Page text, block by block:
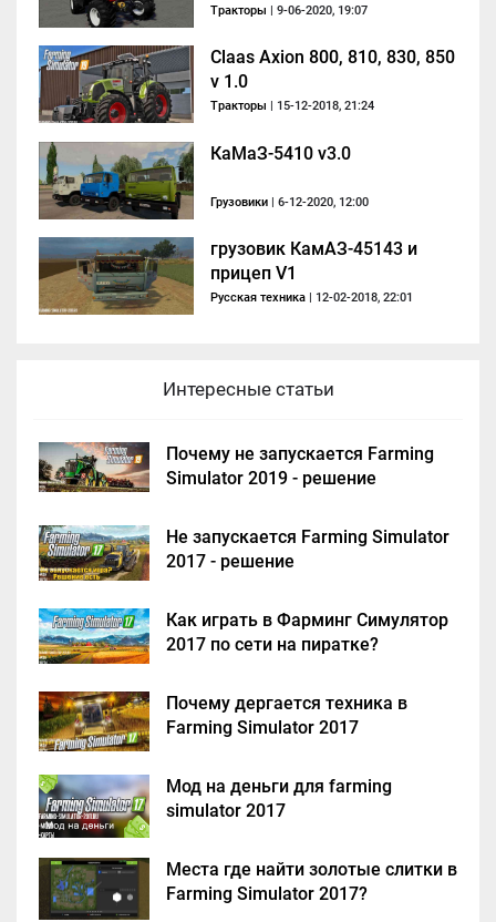
Тракторы | 9-06-2020, 19:07
Claas Axion 800, 810, 830, 850
v 1.0
Тракторы | 15-12-2018, 21:24
КаМаЗ-5410 v3.0
Грузовики | 6-12-2020, 12:00
грузовик КамАЗ-45143 и
прицеп V1
Русская техника | 12-02-2018, 22:01
Интересные статьи
Почему не запускается Farming
Simulator 2019 - решение
Не запускается Farming Simulator
2017 - решение
Как играть в Фарминг Симулятор
2017 по сети на пиратке?
Почему дергается техника в
Farming Simulator 2017
Мод на деньги для farming
simulator 2017
Места где найти золотые слитки в
Farming Simulator 2017?